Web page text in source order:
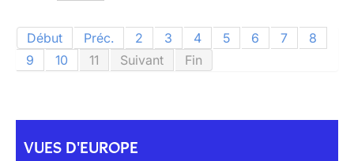
Début Préc. 2 3 4 5 6 7
8
9
10 11 Suivant Fin
VUES D'EUROPE